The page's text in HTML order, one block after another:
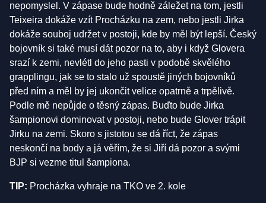
nepomyslel. V zápase bude hodně záležet na tom, jestli
Teixeira dokáže vzít Procházku na zem, nebo jestli Jirka
dokáže souboj udržet v postoji, kde by měl být lepší. Český
bojovník si také musí dát pozor na to, aby i když Glovera
srazí k zemi, nevlétl do jeho pasti v podobě skvělého
grapplingu, jak se to stalo už spoustě jiných bojovníků
před ním a měl by jej ukončit velice opatrně a trpělivě.
Podle mě nepůjde o těsný zápas. Buďto bude Jirka
šampionovi dominovat v postoji, nebo bude Glover trápit
Jirku na zemi. Skoro s jistotou se dá říct, že zápas
neskončí na body a já věřím, že si Jiří dá pozor a svými
BJP si vezme titul šampiona.
TIP: Procházka vyhraje na TKO ve 2. kole